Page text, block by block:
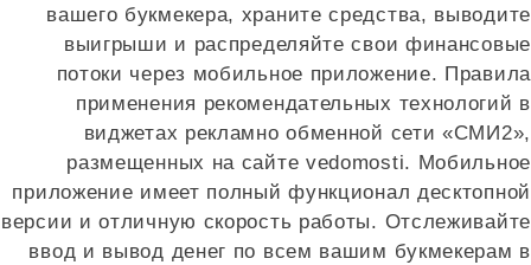
вашего букмекера, храните средства, выводите
выигрыши и распределяйте свои финансовые
потоки через мобильное приложение. Правила
применения рекомендательных технологий в
виджетах рекламно обменной сети «СМИ2»,
размещенных на сайте vedomosti. Мобильное
приложение имеет полный функционал десктопной
версии и отличную скорость работы. Отслеживайте
ввод и вывод денег по всем вашим букмекерам в